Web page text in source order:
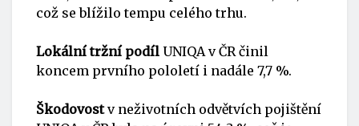
což se blížilo tempu celého trhu.
Lokální tržní podíl UNIQA v ČR činil
koncem prvního pololetí i nadále 7,7 %.
Škodovostv neživotních odvětvích pojištění